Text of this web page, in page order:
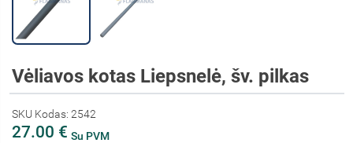
Vėliavos kotas Liepsnelė, šv. pilkas
SKU Kodas: 2542
27.00 € Su PVM